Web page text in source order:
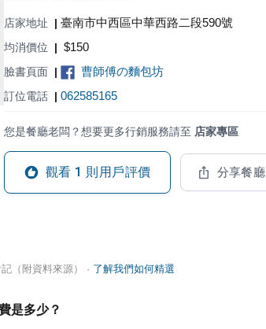
店家地址 | 臺南市中西區中華西路二段590號
均消價位 | $150
臉書頁面 | 曹師傅の麵包坊
訂位電話 | 062585165
您是餐廳老闆？想要更多行銷服務請至 店家專區
觀看 1 則用戶評價 分享餐廳
（附資料來源） · 了解我們如何精選
是多少？